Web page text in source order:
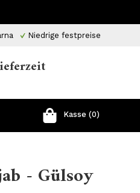
Niedrige festpreise
Kasse (0)
- Gülsoy